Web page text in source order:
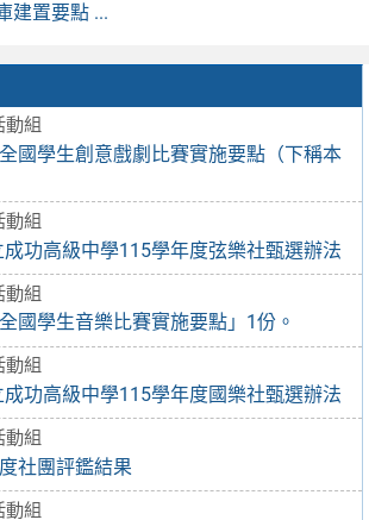
動組
國學生創意戲劇比賽實施要點（下稱本
動組
成功高級中學115學年度弦樂社甄選辦法
動組
國學生音樂比賽實施要點」1份。
動組
成功高級中學115學年度國樂社甄選辦法
動組
社團評鑑結果
動組
建置要點 ...